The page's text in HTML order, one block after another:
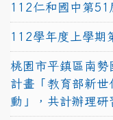
112仁和國中第51
112學年度上學
桃園市平鎮區南
計畫「教育部新
動」，共計辦理研